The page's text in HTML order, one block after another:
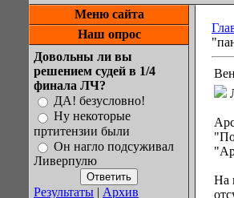
Меню сайта
Наш опрос
Довольны ли вы
решением судей в 1/4
финала ЛЧ?
ДА! безусловно!
Ну некоторые
пртитензии были
Он нагло подсуживал
Ливерпулю
Результаты | Архив
На